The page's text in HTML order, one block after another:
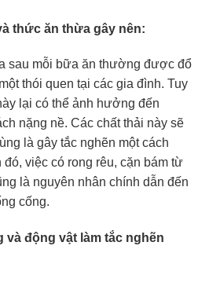
thức ăn thừa gây nên:
sau mỗi bữa ăn thường được đổ
thói quen tại các gia đình. Tuy
lại có thể ảnh hưởng đến
nặng nề. Các chất thải này sẽ
là gây tắc nghẽn một cách
việc có rong rêu, cặn bám từ
là nguyên nhân chính dẫn đến
cống.
và động vật làm tắc nghẽn